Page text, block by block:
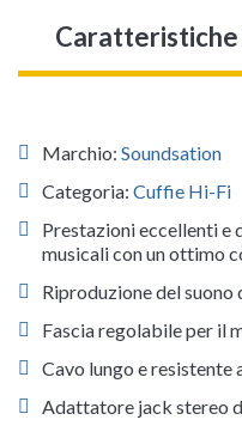
Marchio: Soundsation
Categoria: Cuffie Hi-Fi
Prestazioni eccellenti e
musicali con un ottimo
Riproduzione del suono
Fascia regolabile per il
Cavo lungo e resistente
Adattatore jack stereo